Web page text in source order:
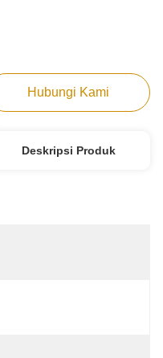
Hubungi Kami
Deskripsi Produk